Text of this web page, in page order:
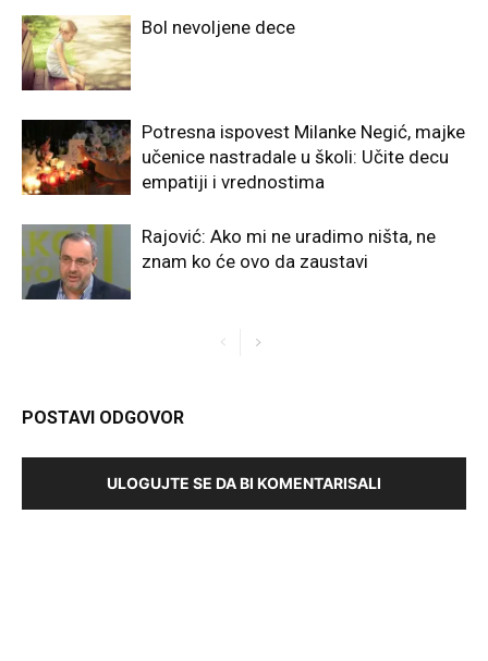
Bol nevoljene dece
Potresna ispovest Milanke Negić, majke
učenice nastradale u školi: Učite decu
empatiji i vrednostima
Rajović: Ako mi ne uradimo ništa, ne
znam ko će ovo da zaustavi
POSTAVI ODGOVOR
ULOGUJTE SE DA BI KOMENTARISALI